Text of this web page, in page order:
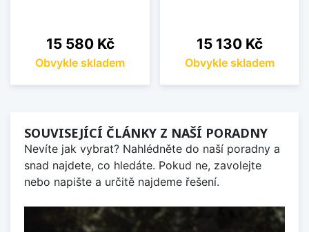
Cena
15 580 Kč
Obvykle skladem
Cena
15 130 Kč
Obvykle skladem
SOUVISEJÍCÍ ČLÁNKY Z NAŠÍ PORADNY
Nevíte jak vybrat? Nahlédněte do naší poradny a
snad najdete, co hledáte. Pokud ne, zavolejte
nebo napište a určitě najdeme řešení.